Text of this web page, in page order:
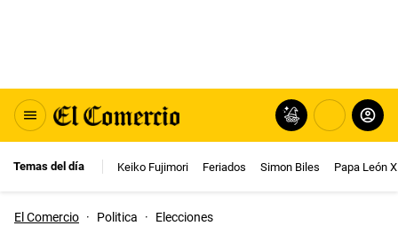
Temas del día Keiko Fujimori Feriados Simon Biles Papa León
El Comercio · Politica · Elecciones